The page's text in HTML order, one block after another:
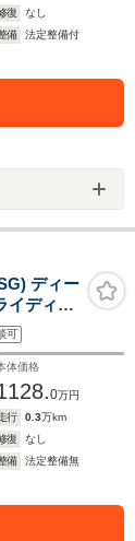
復
なし
備
法定整備付
ディー
イディン
ム 24
能付カ
ランク
可
体価格
0万円
行 0.3万km
復
なし
備
法定整備無